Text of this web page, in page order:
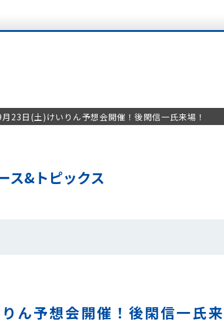
月23日(土)けいりん予想会開催！後閑信一氏来場！
ス&トピックス
ん予想会開催！後閑信一氏